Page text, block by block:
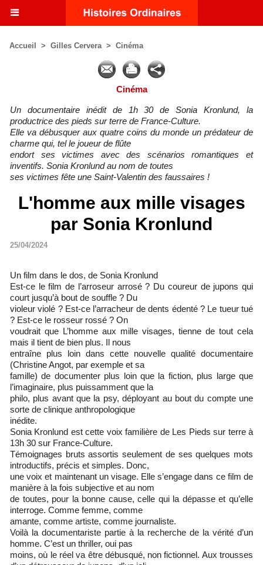
Accueil > Gilles Cervera > Cinéma
Cinéma
Un documentaire inédit de 1h 30 de Sonia Kronlund, la
productrice des pieds sur terre de France-Culture.
Elle va débusquer aux quatre coins du monde un prédateur de
charme qui, tel le joueur de flûte
endort ses victimes avec des scénarios romantiques et
inventifs. Sonia Kronlund au nom de toutes
ses victimes fête une Saint-Valentin des faussaires !
L'homme aux mille visages
par Sonia Kronlund
25/04/2024
Un film dans le dos, de Sonia Kronlund
Est-ce le film de l’arroseur arrosé ? Du coureur de jupons qui
court jusqu’à bout de souffle ? Du
violeur violé ? Est-ce l’arracheur de dents édenté ? Le tueur tué
? Est-ce le rosseur rossé ? On
voudrait que L’homme aux mille visages, tienne de tout cela
mais il tient de bien plus. Il nous
entraîne plus loin dans cette nouvelle qualité documentaire
(Christine Angot, par exemple et sa
famille) de documenter plus loin que la fiction, plus large que
l’imaginaire, plus puissamment que la
philo, plus avant que la psy, déployant au bout du compte une
sorte de clinique anthropologique
inédite.
Sonia Kronlund est cette voix familière de Les Pieds sur terre à
13h 30 sur France-Culture.
Témoignages bruts assortis seulement de ses quelques mots
introductifs, précis et simples. Donc,
une voix et maintenant un visage. Elle s’engage dans ce film de
manière à la fois subjective et au nom
de toutes, pour la bonne cause, celle qui la dépasse et qu’elle
interroge. Comme femme, comme
amante, comme artiste, comme journaliste.
Voilà la documentariste partie à la recherche de la vérité d’un
homme. C’est un thriller, oui pas
moins, où le réel va être débusqué, non fictionnel. Aux trousses